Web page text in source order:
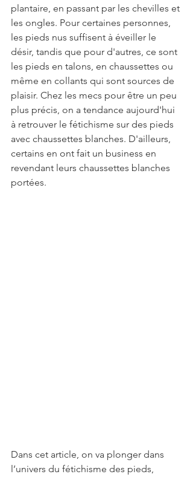
plantaire, en passant par les chevilles et
les ongles. Pour certaines personnes,
les pieds nus suffisent à éveiller le
désir, tandis que pour d'autres, ce sont
les pieds en talons, en chaussettes ou
même en collants qui sont sources de
plaisir. Chez les mecs pour être un peu
plus précis, on a tendance aujourd'hui
à retrouver le fétichisme sur des pieds
avec chaussettes blanches. D'ailleurs,
certains en ont fait un business en
revendant leurs chaussettes blanches
portées.
Dans cet article, on va plonger dans
l’univers du fétichisme des pieds,